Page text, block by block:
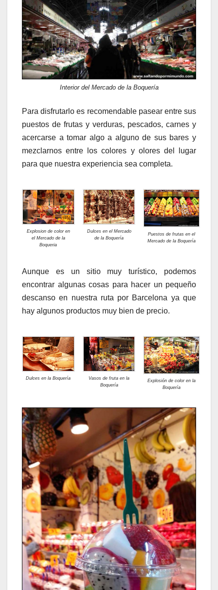
Interior del Mercado de la Boquería
Para disfrutarlo es recomendable pasear entre sus
puestos de frutas y verduras, pescados, carnes y
acercarse a tomar algo a alguno de sus bares y
mezclarnos entre los colores y olores del lugar
para que nuestra experiencia sea completa.
Explosion de color en
el Mercado de la
Boqueria
Dulces en el Mercado
de la Boquería
Puestos de frutas en el
Mercado de la Boquería
Aunque es un sitio muy turístico, podemos
encontrar algunas cosas para hacer un pequeño
descanso en nuestra ruta por Barcelona ya que
hay algunos productos muy bien de precio.
Dulces en la Boquería
Vasos de fruta en la
Boquería
Explosión de color en la
Boquería